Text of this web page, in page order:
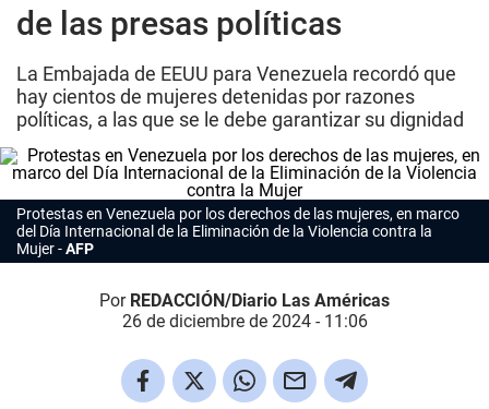
de las presas políticas
La Embajada de EEUU para Venezuela recordó que
hay cientos de mujeres detenidas por razones
políticas, a las que se le debe garantizar su dignidad
Protestas en Venezuela por los derechos de las mujeres, en marco
del Día Internacional de la Eliminación de la Violencia contra la
Mujer
AFP
Por REDACCIÓN/Diario Las Américas
26 de diciembre de 2024 - 11:06